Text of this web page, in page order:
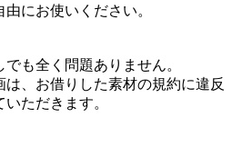
にお使いください。
も全く問題ありません。
、お借りした素材の規約に違反
ただきます。